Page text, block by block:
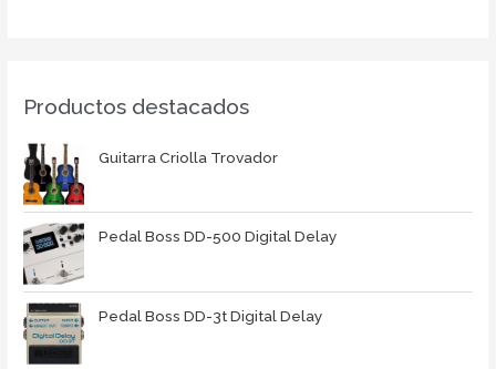
Productos destacados
Guitarra Criolla Trovador
Pedal Boss DD-500 Digital Delay
Pedal Boss DD-3t Digital Delay